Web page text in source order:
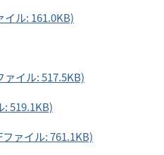
ル: 161.0KB)
イル: 517.5KB)
519.1KB)
ァイル: 761.1KB)